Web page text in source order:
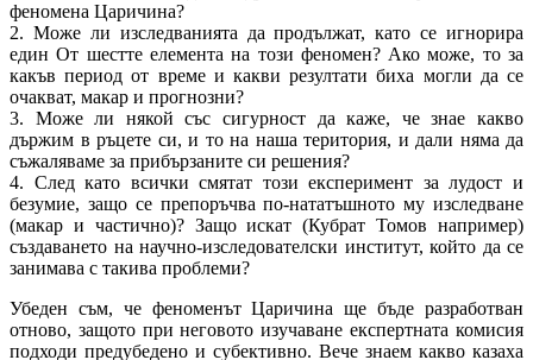
феномена Царичина?
2. Може ли изследванията да продължат, като се игнорира
един От шестте елемента на този феномен? Ако може, то за
какъв период от време и какви резултати биха могли да се
очакват, макар и прогнозни?
3. Може ли някой със сигурност да каже, че знае какво
държим в ръцете си, и то на наша територия, и дали няма да
съжаляваме за прибързаните си решения?
4. След като всички смятат този експеримент за лудост и
безумие, защо се препоръчва по-нататъшното му изследване
(макар и частично)? Защо искат (Кубрат Томов например)
създаването на научно-изследователски институт, който да се
занимава с такива проблеми?
Убеден съм, че феноменът Царичина ще бъде разработван
отново, защото при неговото изучаване експертната комисия
подходи предубедено и субективно. Вече знаем какво казаха